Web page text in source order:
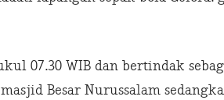
07.30 WIB dan bertindak
Besar Nurussalam